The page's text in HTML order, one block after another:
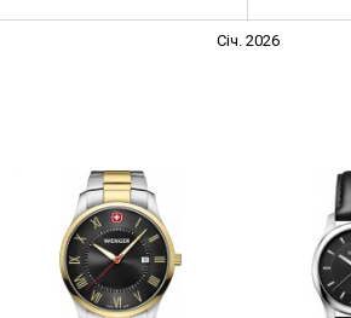
Січ. 2026